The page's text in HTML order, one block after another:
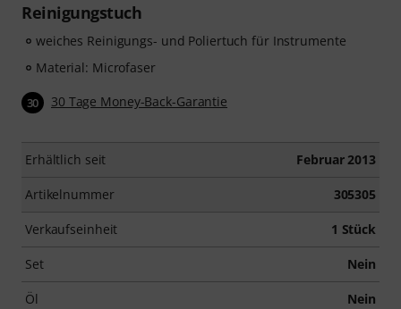
Reinigungstuch
weiches Reinigungs- und Poliertuch für Instrumente
Material: Microfaser
30 30 Tage Money-Back-Garantie
Erhältlich seit Februar 2013
Artikelnummer 305305
Verkaufseinheit 1 Stück
Set Nein
Öl Nein